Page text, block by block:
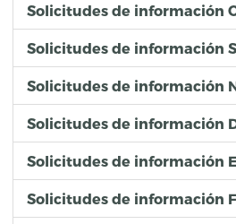
Solicitudes de información
Solicitudes de información
Solicitudes de información
Solicitudes de información
Solicitudes de información
Solicitudes de información